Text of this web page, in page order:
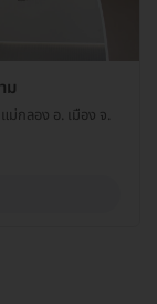
ม
ม่กลอง อ. เมือง จ.